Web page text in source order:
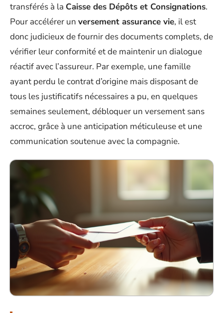
transférés à la Caisse des Dépôts et Consignations.
Pour accélérer un versement assurance vie, il est
donc judicieux de fournir des documents complets, de
vérifier leur conformité et de maintenir un dialogue
réactif avec l’assureur. Par exemple, une famille
ayant perdu le contrat d’origine mais disposant de
tous les justificatifs nécessaires a pu, en quelques
semaines seulement, débloquer un versement sans
accroc, grâce à une anticipation méticuleuse et une
communication soutenue avec la compagnie.